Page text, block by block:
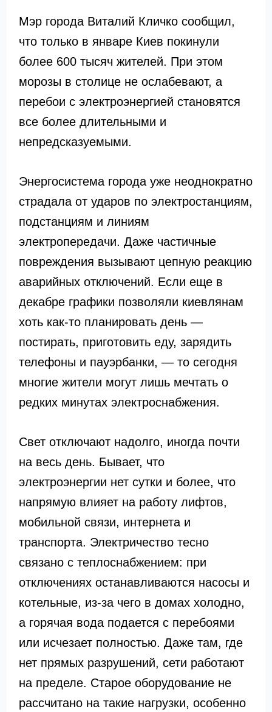
Мэр города Виталий Кличкосообщил,
что только в январе Киев покинули
более 600 тысяч жителей. При этом
морозы в столице не ослабевают, а
перебои с электроэнергией становятся
все более длительными и
непредсказуемыми.
Энергосистема города уже неоднократно
страдала от ударов по электростанциям,
подстанциям и линиям
электропередачи. Даже частичные
повреждения вызывают цепную реакцию
аварийных отключений. Если еще в
декабре графики позволяли киевлянам
хоть как-то планировать день —
постирать, приготовить еду, зарядить
телефоны и пауэрбанки, — то сегодня
многие жители могут лишь мечтать о
редких минутах электроснабжения.
Свет отключают надолго, иногда почти
на весь день. Бывает, что
электроэнергии нет сутки и более, что
напрямую влияет на работу лифтов,
мобильной связи, интернета и
транспорта. Электричество тесно
связано с теплоснабжением: при
отключениях останавливаются насосы и
котельные, из-за чего в домах холодно,
а горячая вода подается с перебоями
или исчезает полностью. Даже там, где
нет прямых разрушений, сети работают
на пределе. Старое оборудование не
рассчитано на такие нагрузки, особенно